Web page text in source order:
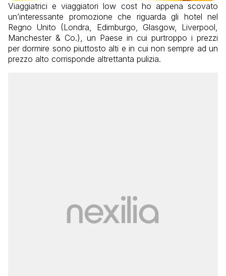
Viaggiatrici e viaggiatori low cost ho appena scovato
un’interessante promozione che riguarda gli hotel nel
Regno Unito (Londra, Edimburgo, Glasgow, Liverpool,
Manchester & Co.), un Paese in cui purtroppo i prezzi
per dormire sono piuttosto alti e in cui non sempre ad un
prezzo alto corrisponde altrettanta pulizia.